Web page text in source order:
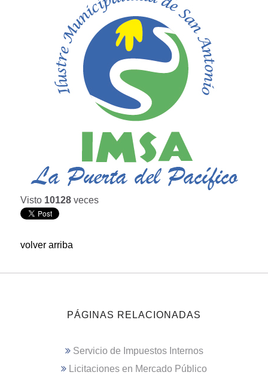
Visto 10128 veces
volver arriba
PÁGINAS RELACIONADAS
Servicio de Impuestos Internos
Licitaciones en Mercado Público